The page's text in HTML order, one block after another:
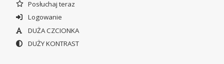
Posłuchaj teraz
Logowanie
DUŻA CZCIONKA
DUŻY KONTRAST